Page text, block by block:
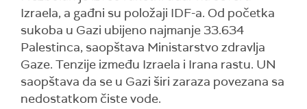
Izraela, a gađni su položaji IDF-a. Od početka
sukoba u Gazi ubijeno najmanje 33.634
Palestinca, saopštava Ministarstvo zdravlja
Gaze. Tenzije između Izraela i Irana rastu. UN
saopštava da se u Gazi širi zaraza povezana sa
nedostatkom čiste vode.